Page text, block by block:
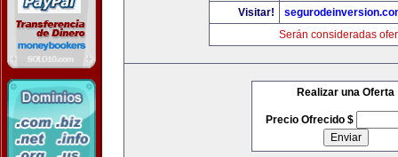
Visitar!
Serán consideradas
Realizar una Oferta
Precio Ofrecido $